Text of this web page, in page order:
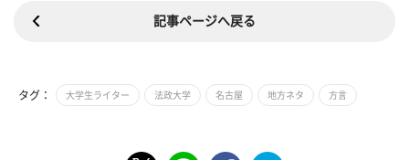
記事ページへ戻る
タグ： 大学生ライター 法政大学 名古屋 地方ネタ 方言